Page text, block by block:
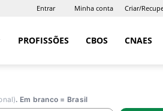
Entrar Minha conta Criar/
PROFISSÕES CBOS CNAES
. Em branco = Brasil